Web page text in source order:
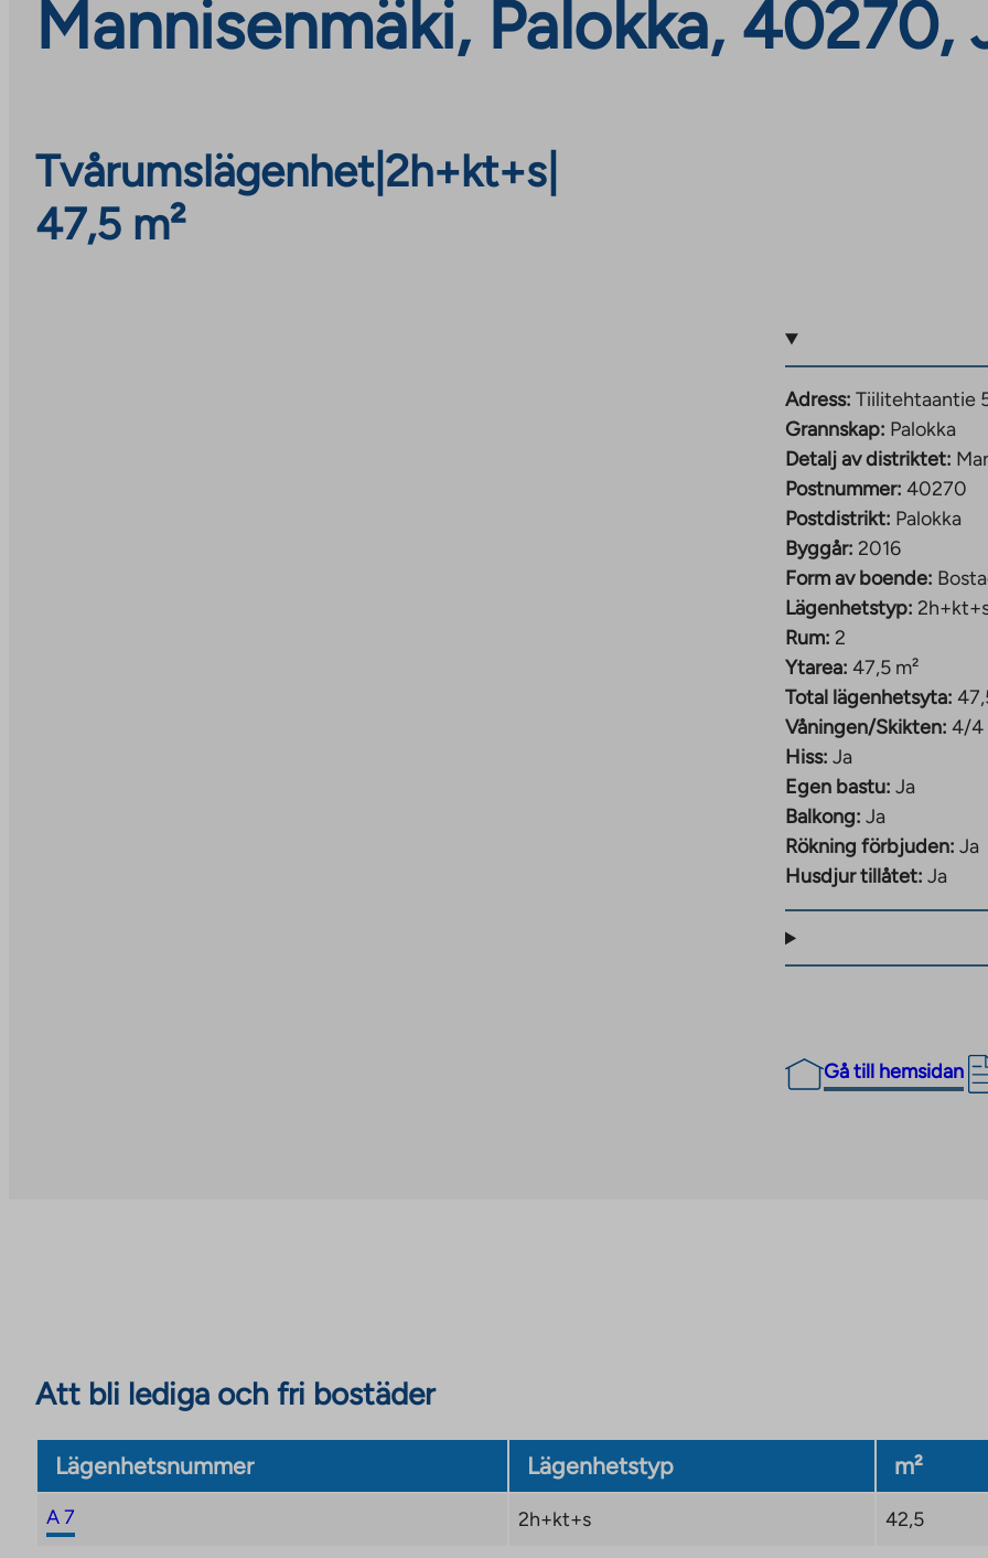
Mannisenmäki, Palokka, 40270,
Tvårumslägenhet| 2h+kt+s
47,5 m²
Adress: Tiilitehtaantie
Grannskap: Palokka
Detalj av distriktet:
Postnummer: 40270
Postdistrikt: Palokka
Byggår: 2016
Form av boende:
Lägenhetstyp:
Rum: 2
Ytarea: 47,5 m²
Total lägenhetsyta:
Våningen/Skikten: 4/4
Hiss: Ja
Egen bastu: Ja
Balkong: Ja
Rökning förbjuden: Ja
Husdjur tillåtet: Ja
Gå till hemsidan
Att bli lediga och fri bostäder
Lägenhetsnummer Lägenhetstyp m²
A 7 2h+kt+s 42,5